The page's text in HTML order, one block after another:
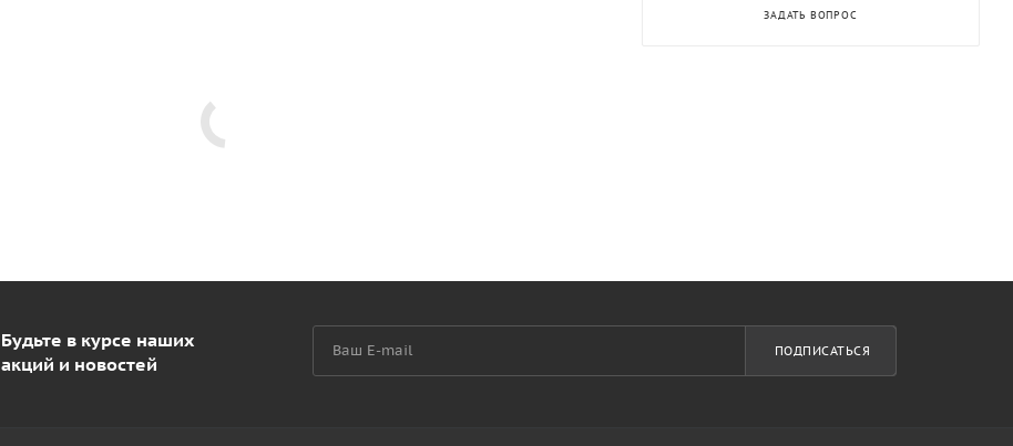
ЗАДАТЬ ВОПРОС
Будьте в курсе наших
акций и новостей
ПОДПИСАТЬСЯ